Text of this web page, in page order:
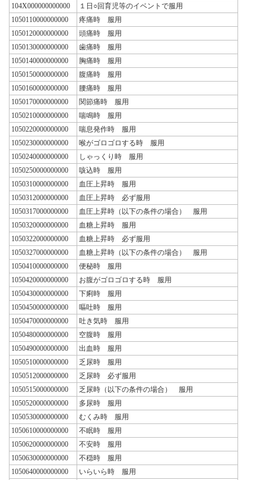
104X000000000000
１日○回育児等のイベントで服用
1050110000000000
疼痛時 服用
1050120000000000
頭痛時 服用
1050130000000000
歯痛時 服用
1050140000000000
胸痛時 服用
1050150000000000
腹痛時 服用
1050160000000000
腰痛時 服用
1050170000000000
関節痛時 服用
1050210000000000
喘鳴時 服用
1050220000000000
喘息発作時 服用
1050230000000000
喉がゴロゴロする時 服用
1050240000000000
しゃっくり時 服用
1050250000000000
咳込時 服用
1050310000000000
血圧上昇時 服用
1050312000000000
血圧上昇時 必ず服用
1050317000000000
血圧上昇時（以下の条件の場合） 服用
1050320000000000
血糖上昇時 服用
1050322000000000
血糖上昇時 必ず服用
1050327000000000
血糖上昇時（以下の条件の場合） 服用
1050410000000000
便秘時 服用
1050420000000000
お腹がゴロゴロする時 服用
1050430000000000
下痢時 服用
1050450000000000
嘔吐時 服用
1050470000000000
吐き気時 服用
1050480000000000
空腹時 服用
1050490000000000
出血時 服用
1050510000000000
乏尿時 服用
1050512000000000
乏尿時 必ず服用
1050515000000000
乏尿時（以下の条件の場合） 服用
1050520000000000
多尿時 服用
1050530000000000
むくみ時 服用
1050610000000000
不眠時 服用
1050620000000000
不安時 服用
1050630000000000
不穏時 服用
1050640000000000
いらいら時 服用